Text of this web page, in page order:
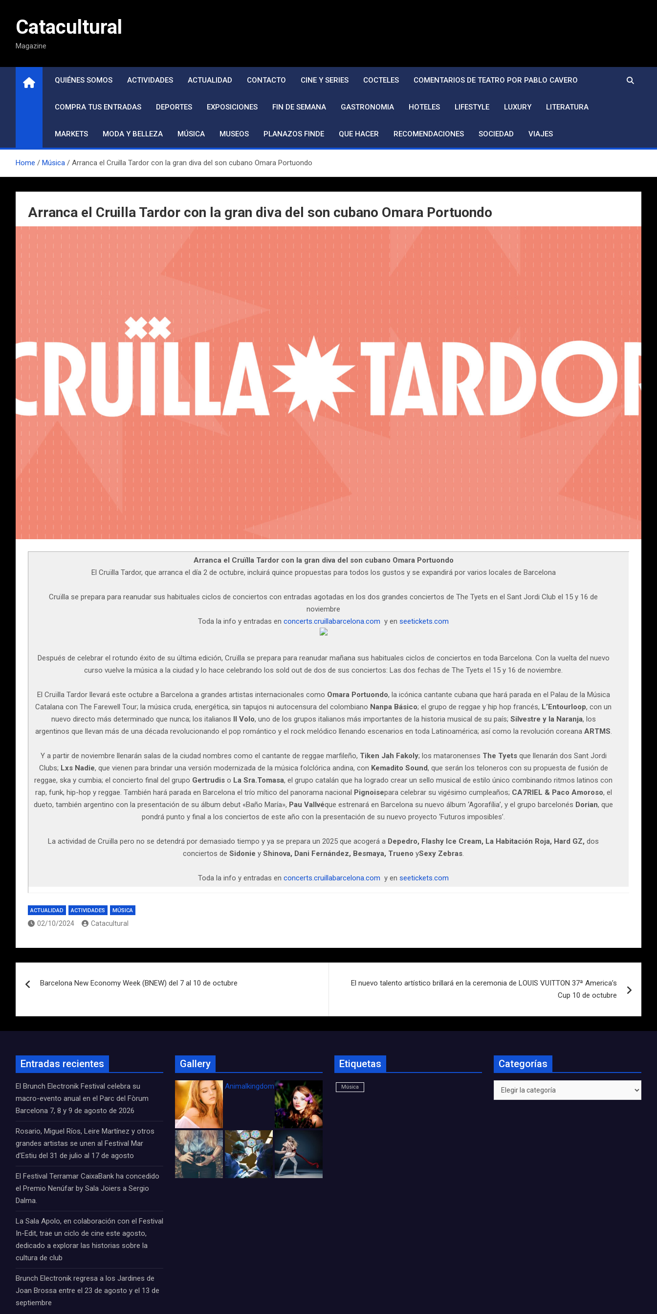
contenidoCatacultural
Magazine
QUIÉNES SOMOS ACTIVIDADES ACTUALIDAD CONTACTO CINE Y SERIES COCTELES COMENTARIOS DE TEATRO POR PABLO CAVERO
COMPRA TUS ENTRADAS DEPORTES EXPOSICIONES FIN DE SEMANA GASTRONOMIA HOTELES LIFESTYLE LUXURY LITERATURA
MARKETS MODA Y BELLEZA MÚSICA MUSEOS PLANAZOS FINDE QUE HACER RECOMENDACIONES SOCIEDAD VIAJES
Home Música Arranca el Cruilla Tardor con la gran diva del son cubano Omara Portuondo
Arranca el Cruilla Tardor con la gran diva del son cubano Omara Portuondo
Arranca el Cruïlla Tardor con la gran diva del son cubano Omara Portuondo
El Cruïlla Tardor, que arranca el día 2 de octubre, incluirá quince propuestas para todos los gustos y se expandirá por varios locales de Barcelona
Cruïlla se prepara para reanudar sus habituales ciclos de conciertos con entradas agotadas en los dos grandes conciertos de The Tyets en el Sant Jordi Club el 15 y 16 de
noviembre
Toda la info y entradas en concerts.cruillabarcelona.com y en seetickets.com
Después de celebrar el rotundo éxito de su última edición, Cruïlla se prepara para reanudar mañana sus habituales ciclos de conciertos en toda Barcelona. Con la vuelta del nuevo
curso vuelve la música a la ciudad y lo hace celebrando los sold out de dos de sus conciertos: Las dos fechas de The Tyets el 15 y 16 de noviembre.
El Cruïlla Tardor llevará este octubre a Barcelona a grandes artistas internacionales como Omara Portuondo, la icónica cantante cubana que hará parada en el Palau de la Música
Catalana con The Farewell Tour; la música cruda, energética, sin tapujos ni autocensura del colombiano Nanpa Básico; el grupo de reggae y hip hop francés, L’Entourloop, con un
nuevo directo más determinado que nunca; los italianos Il Volo, uno de los grupos italianos más importantes de la historia musical de su país; Silvestre y la Naranja, los
argentinos que llevan más de una década revolucionando el pop romántico y el rock melódico llenando escenarios en toda Latinoamérica; así como la revolución coreana ARTMS.
Y a partir de noviembre llenarán salas de la ciudad nombres como el cantante de reggae marfileño, Tiken Jah Fakoly; los mataronenses The Tyetsque llenarán dos Sant Jordi
Clubs; Lxs Nadie, que vienen para brindar una versión modernizada de la música folclórica andina, con Kemadito Sound, que serán los teloneros con su propuesta de fusión de
reggae, ska y cumbia; el concierto final del grupo Gertrudis o La Sra.Tomasa, el grupo catalán que ha logrado crear un sello musical de estilo único combinando ritmos latinos con
rap, funk, hip-hop y reggae. También hará parada en Barcelona el trío mítico del panorama nacional Pignoisepara celebrar su vigésimo cumpleaños; CA7RIEL & Paco Amoroso, el
dueto, también argentino con la presentación de su álbum debut «Baño María», Pau Vallvéque estrenará en Barcelona su nuevo álbum ‘Agorafília’, y el grupo barcelonés Dorian, que
pondrá punto y final a los conciertos de este año con la presentación de su nuevo proyecto ‘Futuros imposibles’.
La actividad de Cruïlla pero no se detendrá por demasiado tiempo y ya se prepara un 2025 que acogerá a Depedro, Flashy Ice Cream, La Habitación Roja, Hard GZ, dos
conciertos de Sidonie y Shinova, Dani Fernández, Besmaya, Trueno ySexy Zebras.
Toda la info y entradas en concerts.cruillabarcelona.com y en seetickets.com
ACTUALIDAD ACTIVIDADES MÚSICA
02/10/2024 Catacultural
de
entradas
Barcelona New Economy Week (BNEW) del 7 al 10 de octubre
El nuevo talento artístico brillará en la ceremonia de LOUIS VUITTON 37ª America’s
Cup 10 de octubre
Entradas recientes
El Brunch Electronik Festival celebra su
macro-evento anual en el Parc del Fòrum
Barcelona 7, 8 y 9 de agosto de 2026
Rosario, Miguel Ríos, Leire Martínez y otros
grandes artistas se unen al Festival Mar
d’Estiu del 31 de julio al 17 de agosto
El Festival Terramar CaixaBank ha concedido
el Premio Nenúfar by Sala Joiers a Sergio
Dalma.
La Sala Apolo, en colaboración con el Festival
In-Edit, trae un ciclo de cine este agosto,
dedicado a explorar las historias sobre la
cultura de club
Brunch Electronik regresa a los Jardines de
Joan Brossa entre el 23 de agosto y el 13 de
septiembre
Gallery
Animalkingdom_FichaCine
Etiquetas
Música
Categorías
Categorías